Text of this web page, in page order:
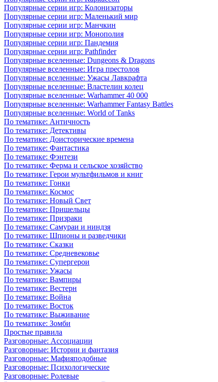
Популярные серии игр: Колонизаторы
Популярные серии игр: Маленький мир
Популярные серии игр: Манчкин
Популярные серии игр: Монополия
Популярные серии игр: Пандемия
Популярные серии игр: Pathfinder
Популярные вселенные: Dungeons & Dragons
Популярные вселенные: Игра престолов
Популярные вселенные: Ужасы Лавкрафта
Популярные вселенные: Властелин колец
Популярные вселенные: Warhammer 40 000
Популярные вселенные: Warhammer Fantasy Battles
Популярные вселенные: World of Tanks
По тематике: Античность
По тематике: Детективы
По тематике: Доисторические времена
По тематике: Фантастика
По тематике: Фэнтези
По тематике: Ферма и сельское хозяйство
По тематике: Герои мультфильмов и книг
По тематике: Гонки
По тематике: Космос
По тематике: Новый Свет
По тематике: Пришельцы
По тематике: Призраки
По тематике: Самураи и ниндзя
По тематике: Шпионы и разведчики
По тематике: Сказки
По тематике: Средневековье
По тематике: Супергерои
По тематике: Ужасы
По тематике: Вампиры
По тематике: Вестерн
По тематике: Война
По тематике: Восток
По тематике: Выживание
По тематике: Зомби
Простые правила
Разговорные: Ассоциации
Разговорные: Истории и фантазия
Разговорные: Мафияподобные
Разговорные: Психологические
Разговорные: Ролевые